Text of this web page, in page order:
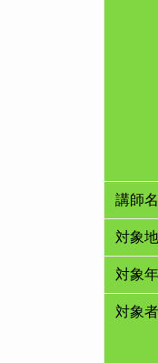
講師
対象
対象
対象者